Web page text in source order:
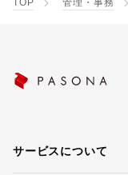
サービスについて